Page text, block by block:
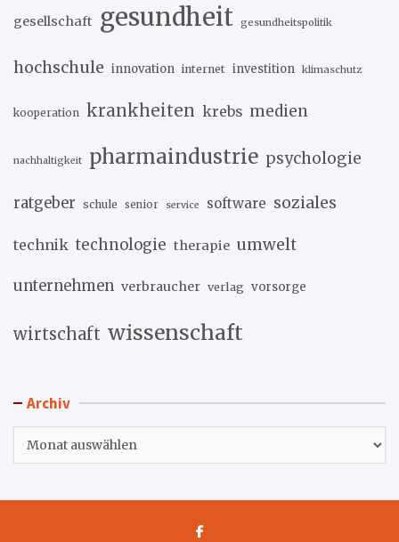
gesellschaft gesundheit gesundheitspolitik
hochschule innovation internet investition klimaschutz
kooperation krankheiten krebs medien
nachhaltigkeit pharmaindustrie psychologie
ratgeber schule senior service software soziales
technik technologie therapie umwelt
unternehmen verbraucher verlag vorsorge
wirtschaft wissenschaft
Archiv